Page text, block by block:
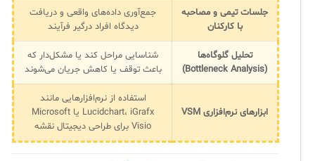
جلسات تیمی و مصاحبه
با کارکنان
جمع‌آوری داده‌های واقعی و دریافت
دیدگاه افراد درگیر فرآیند
تحلیل گلوگاه‌ها
(Bottleneck Analysis)
شناسایی مراحل کند یا مشکل‌دار که
باعث توقف یا کاهش جریان می‌شوند
ابزارهای نرم‌افزاری VSM
استفاده از نرم‌افزارهایی مانند
Lucidchart، iGrafx یا Microsoft
Visio برای طراحی دیجیتال نقشه